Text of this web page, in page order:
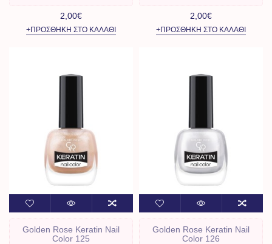
2,00€
+ΠΡΟΣΘΉΚΗ ΣΤΟ ΚΑΛΆΘΙ
2,00€
+ΠΡΟΣΘΉΚΗ ΣΤΟ ΚΑΛΆΘΙ
Golden Rose Keratin Nail
Color 125
Golden Rose Keratin Nail
Color 126